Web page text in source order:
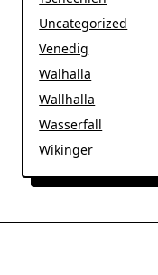
Uncategorized
Venedig
Walhalla
Wallhalla
Wasserfall
Wikinger